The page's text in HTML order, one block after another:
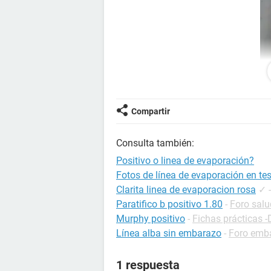
me hice una ptueba de embarazo
rayita que casi no se ve.... es
Compartir
Consulta también:
Positivo o linea de evaporación?
Fotos de línea de evaporación en
Clarita linea de evaporacion rosa ✓ -
Paratifico b positivo 1.80 - Foro
Murphy positivo - Fichas prácticas -
Línea alba sin embarazo - Foro
1 respuesta